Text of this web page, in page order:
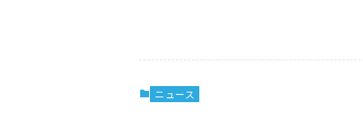
ニュース